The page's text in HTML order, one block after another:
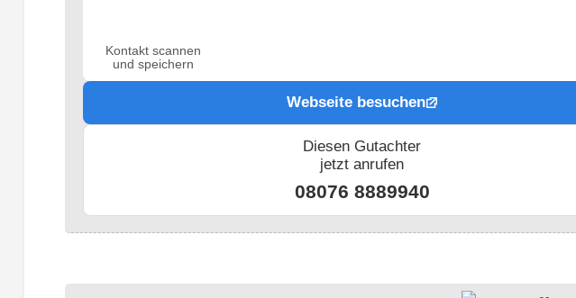
Kontakt scannen
und speichern
Webseite besuchen
Diesen Gutachter
jetzt anrufen
08076 8889940